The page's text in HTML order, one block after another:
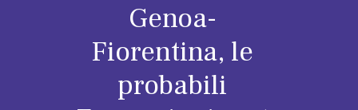
Genoa-
Fiorentina, le
probabili